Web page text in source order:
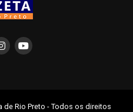
de Rio Preto - Todos os direitos